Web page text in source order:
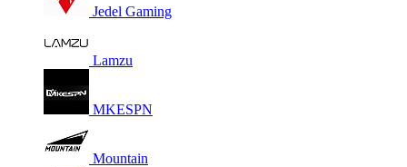
Jedel Gaming
Lamzu
MKESPN
Mountain